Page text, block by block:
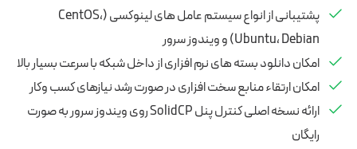
پشتیبانی از انواع سیستم عامل های لینوکسی (CentOS،
Ubuntu، Debian) و ویندوز سرور
امکان دانلود بسته های نرم افزاری از داخل شبکه با سرعت بسیار بالا
امکان ارتقاء منابع سخت افزاری در صورت رشد نیازهای کسب وکار
ارائه نسخه اصلی کنترل پنل SolidCP روی ویندوز سرور به صورت
رایگان